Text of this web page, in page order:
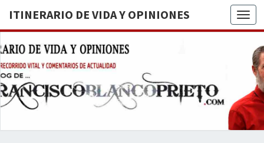
ITINERARIO DE VIDA Y OPINIONES
DE
BREVE
RECORRIDO
VITAL Y
ACTUALIDAD